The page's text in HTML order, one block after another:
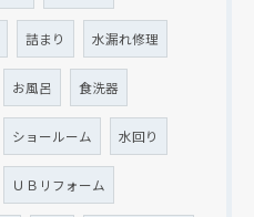
詰まり 水漏れ修理
お風呂 食洗器
ショールーム 水回り
ＵＢリフォーム